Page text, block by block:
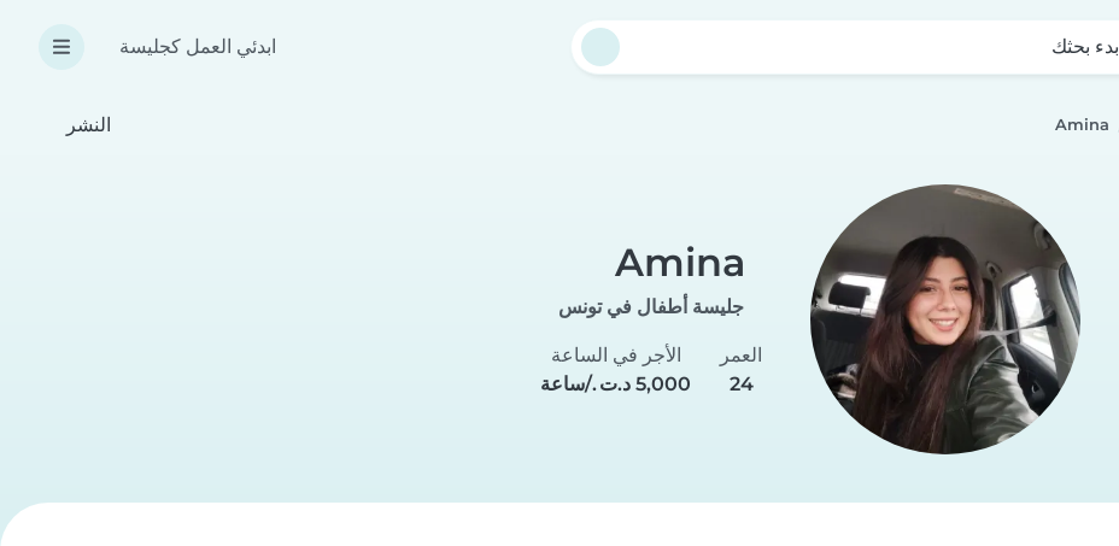
بدء بحثك ابدئي العمل كجليسة
Amina النشر
Amina
جليسة أطفال في تونس
العمر
24
الأجر في الساعة